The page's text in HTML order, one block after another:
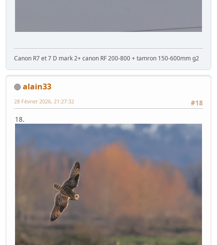
Canon R7 et 7 D mark 2+ canon RF 200-800 + tamron 150-600mm g2
alain33
#18
28 Février 2026, 21:27:32
18.